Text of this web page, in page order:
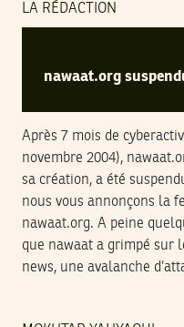
LA RÉDACTION
nawaat.org
Après 7 mois de
novembre 2004),
sa création, a été
nous vous annonçons la
nawaat.org. A peine
que nawaat a grimpé sur
news, une avalanche